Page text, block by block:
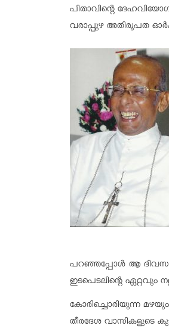
പിതാവിന്റെ
വരാപ്പുഴ അതിരൂപത
പറഞ്ഞപ്പോൾ ആ
ഇടപെടലിന്റെ ഏറ്റവും
കോരിച്ചൊരിയുന്ന
തീരദേശ വാസികളുടെ